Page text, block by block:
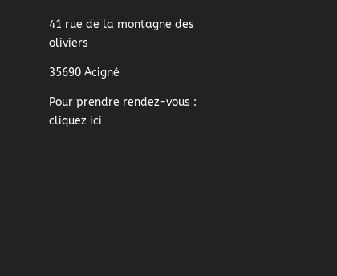
41 rue de la montagne des
oliviers
35690 Acigné
Pour prendre rendez-vous :
cliquez ici